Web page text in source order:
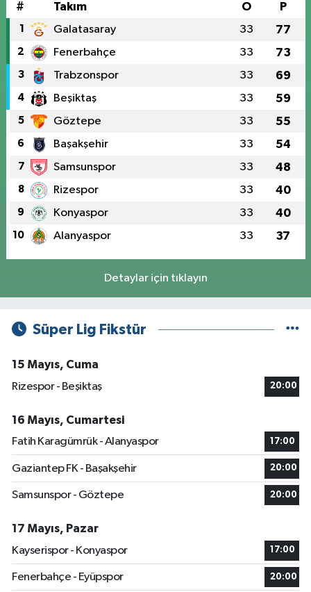
# Takım O P
1 Galatasaray 33 77
2 Fenerbahçe 33 73
3 Trabzonspor 33 69
4 Beşiktaş 33 59
5 Göztepe 33 55
6 Başakşehir 33 54
7 Samsunspor 33 48
8 Rizespor 33 40
9 Konyaspor 33 40
10 Alanyaspor 33 37
Detaylar için tıklayın
Süper Lig Fikstür
15 Mayıs, Cuma
Rizespor - Beşiktaş
20:00
16 Mayıs, Cumartesi
Fatih Karagümrük - Alanyaspor
17:00
Gaziantep FK - Başakşehir 20:00
Samsunspor - Göztepe 20:00
17 Mayıs, Pazar
Kayserispor - Konyaspor
17:00
Fenerbahçe - Eyüpspor 20:00